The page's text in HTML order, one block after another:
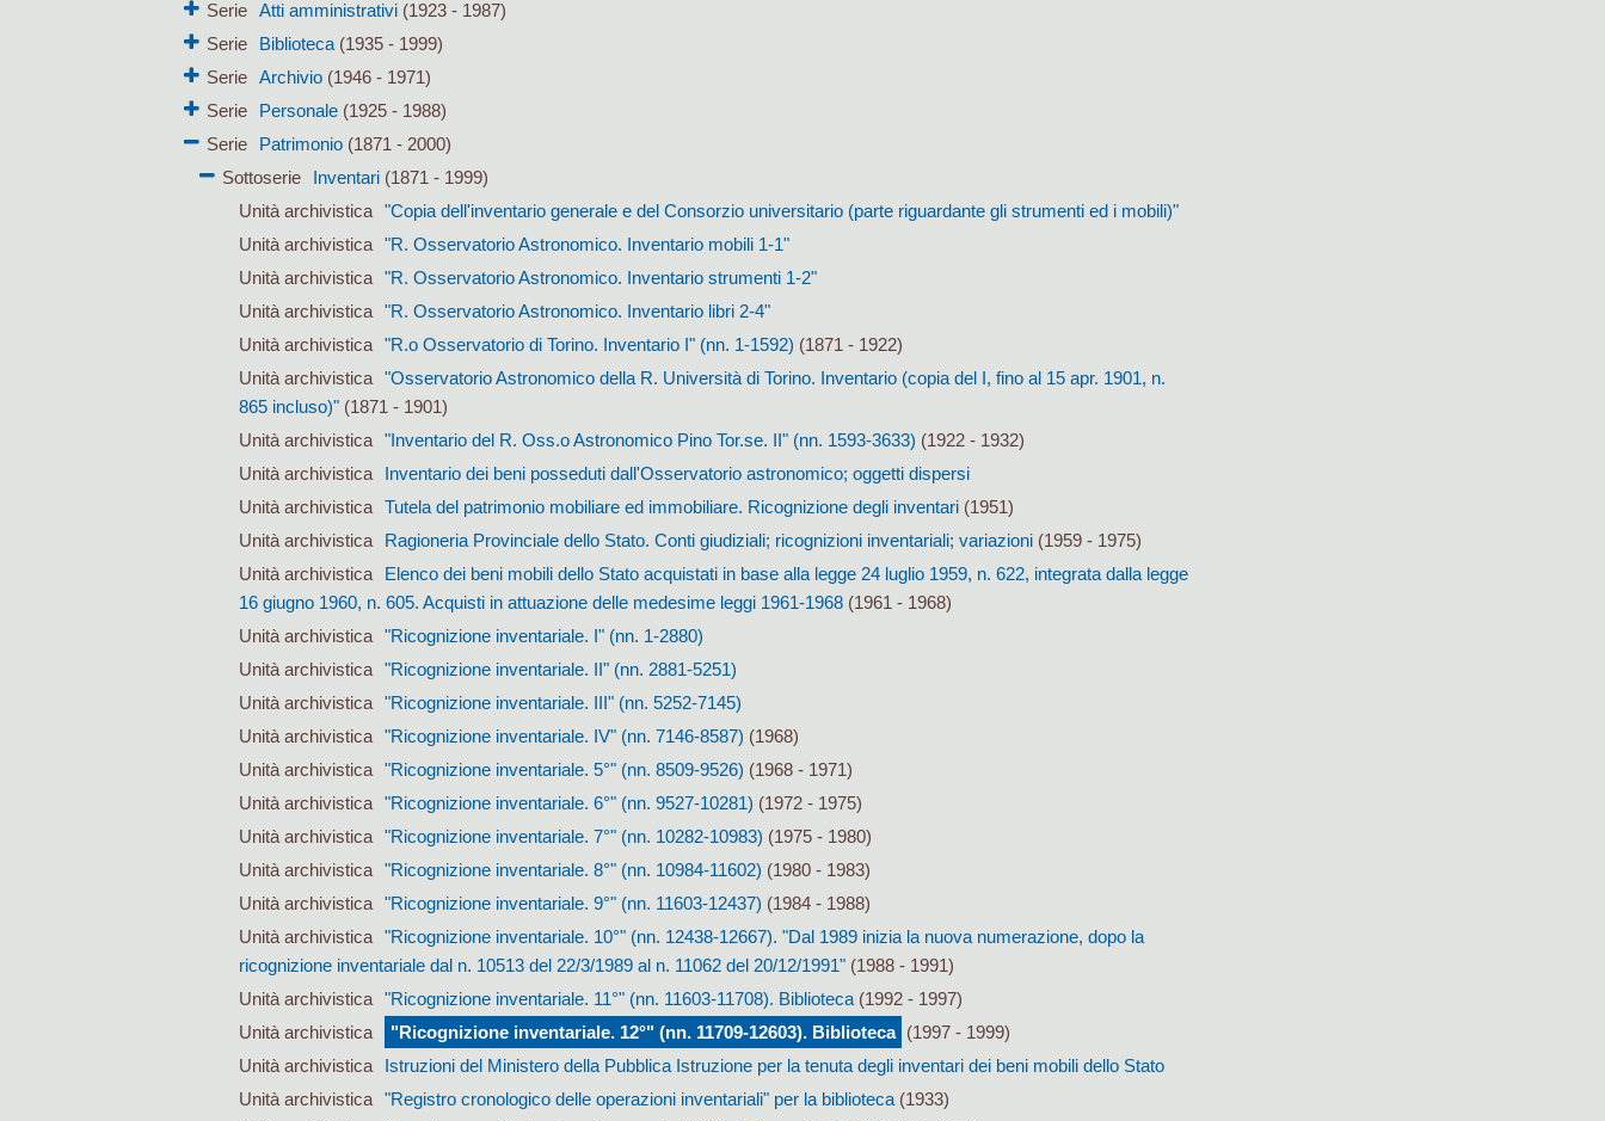
Serie Atti amministrativi(1923 - 1987)
Serie
Biblioteca(1935 - 1999)
Serie Archivio(1946 - 1971)
Serie
Personale(1925 - 1988)
Serie
Patrimonio(1871 - 2000)
Sottoserie
Inventari (1871 - 1999)
Unità archivistica
"Copia dell'inventario generale e del Consorzio universitario (parte riguardante gli strumenti ed i mobili)"
Unità archivistica
"R. Osservatorio Astronomico. Inventario mobili 1-1"
Unità archivistica
"R. Osservatorio Astronomico. Inventario strumenti 1-2"
Unità archivistica
"R. Osservatorio Astronomico. Inventario libri 2-4"
Unità archivistica
"R.o Osservatorio di Torino. Inventario I" (nn. 1-1592) (1871 - 1922)
Unità archivistica
"Osservatorio Astronomico della R. Università di Torino. Inventario (copia del I, fino al 15 apr. 1901, n.
865 incluso)"(1871 - 1901)
Unità archivistica
"Inventario del R. Oss.o Astronomico Pino Tor.se. II" (nn. 1593-3633) (1922 - 1932)
Unità archivistica
Inventario dei beni posseduti dall'Osservatorio astronomico; oggetti dispersi
Unità archivistica
Tutela del patrimonio mobiliare ed immobiliare. Ricognizione degli inventari(1951)
Unità archivistica
Ragioneria Provinciale dello Stato. Conti giudiziali; ricognizioni inventariali; variazioni(1959 - 1975)
Unità archivistica
Elenco dei beni mobili dello Stato acquistati in base alla legge 24 luglio 1959, n. 622, integrata dalla legge
16 giugno 1960, n. 605. Acquisti in attuazione delle medesime leggi 1961-1968(1961 - 1968)
Unità archivistica
"Ricognizione inventariale. I" (nn. 1-2880)
Unità archivistica
"Ricognizione inventariale. II" (nn. 2881-5251)
Unità archivistica
"Ricognizione inventariale. III" (nn. 5252-7145)
Unità archivistica
"Ricognizione inventariale. IV" (nn. 7146-8587) (1968)
Unità archivistica
"Ricognizione inventariale. 5°" (nn. 8509-9526) (1968 - 1971)
Unità archivistica
"Ricognizione inventariale. 6°" (nn. 9527-10281) (1972 - 1975)
Unità archivistica
"Ricognizione inventariale. 7°" (nn. 10282-10983) (1975 - 1980)
Unità archivistica
"Ricognizione inventariale. 8°" (nn. 10984-11602) (1980 - 1983)
Unità archivistica
"Ricognizione inventariale. 9°" (nn. 11603-12437) (1984 - 1988)
Unità archivistica
"Ricognizione inventariale. 10°" (nn. 12438-12667). "Dal 1989 inizia la nuova numerazione, dopo la
ricognizione inventariale dal n. 10513 del 22/3/1989 al n. 11062 del 20/12/1991"(1988 - 1991)
Unità archivistica
"Ricognizione inventariale. 11°" (nn. 11603-11708). Biblioteca(1992 - 1997)
Unità archivistica
"Ricognizione inventariale. 12°" (nn. 11709-12603). Biblioteca
(1997 - 1999)
Unità archivistica
Istruzioni del Ministero della Pubblica Istruzione per la tenuta degli inventari dei beni mobili dello Stato
Unità archivistica
"Registro cronologico delle operazioni inventariali" per la biblioteca(1933)